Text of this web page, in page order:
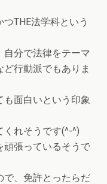
THE法学科という
分で法律をテーマ
行動派でもありま
面白いという印象
れそうです(^-^)
頑張っているそうで
で、免許とったらだ